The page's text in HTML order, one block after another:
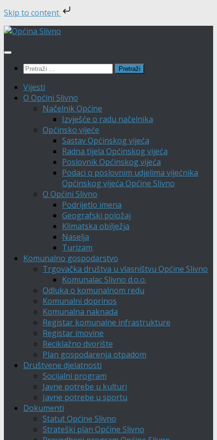
Skip to content
Skip
content
Pretraži:
Vijesti
O Općini Slivno
Načelnik Općine
Izvješće o radu načelnika
Općinsko vijeće
Sastav Općinskog vijeća
Radna tijela Općinskog vijeća
Poslovnik Općinskog vijeća
Podaci o poslovnim udjelima vijećnika
Općinskog vijeća Općine Slivno
O Općini Slivno
Podrijetlo imena
Geografski položaj
Klimatska obilježja
Naselja
Turizam
Komunalno gospodarstvo
Trgovačka društva u vlasništvu Općine Slivno
Komunalac Slivno d.o.o.
Odluka o komunalnom redu
Komunalni doprinos
Komunalna naknada
Registar komunalne infrastrukture
Registar imovine
Reciklažno dvorište
Plan gospodarenja otpadom
Društvene djelatnosti
Socijalni program
Javne potrebe u kulturi
Javne potrebe u sportu
Dokumenti
Statut Općine Slivno
Strateški plan Općine Slivno